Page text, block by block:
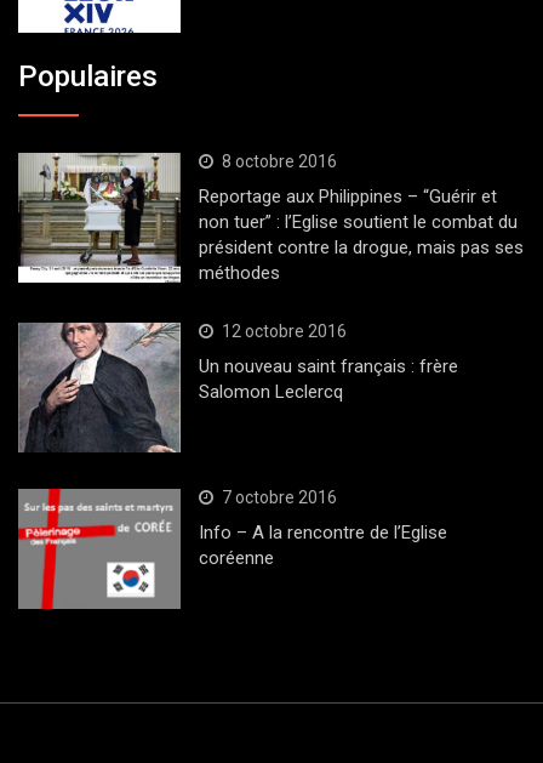
Populaires
8 octobre 2016
Reportage aux Philippines – “Guérir et
non tuer” : l’Eglise soutient le combat du
président contre la drogue, mais pas ses
méthodes
12 octobre 2016
Un nouveau saint français : frère
Salomon Leclercq
7 octobre 2016
Info – A la rencontre de l’Eglise
coréenne